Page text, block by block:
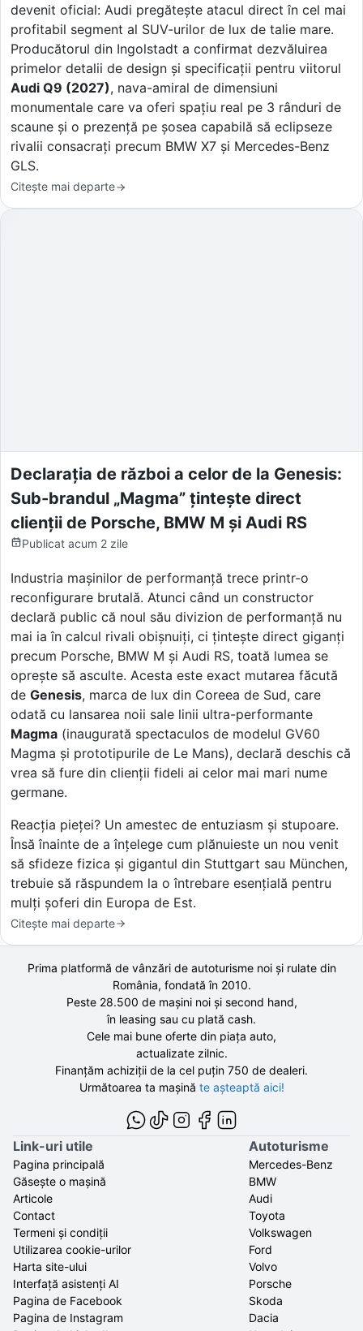
devenit oficial: Audi pregătește atacul direct în cel mai
profitabil segment al SUV-urilor de lux de talie mare.
Producătorul din Ingolstadt a confirmat dezvăluirea
primelor detalii de design și specificații pentru viitorul
Audi Q9 (2027), nava-amiral de dimensiuni
monumentale care va oferi spațiu real pe 3 rânduri de
scaune și o prezență pe șosea capabilă să eclipseze
rivalii consacrați precum BMW X7 și Mercedes-Benz
GLS.
Citește mai departe
Declarația de război a celor de la Genesis:
Sub-brandul „Magma” țintește direct
clienții de Porsche, BMW M și Audi RS
Publicat acum 2 zile
Industria mașinilor de performanță trece printr-o
reconfigurare brutală. Atunci când un constructor
declară public că noul său divizion de performanță nu
mai ia în calcul rivali obișnuiți, ci țintește direct giganți
precum Porsche, BMW M și Audi RS, toată lumea se
oprește să asculte. Acesta este exact mutarea făcută
de Genesis, marca de lux din Coreea de Sud, care
odată cu lansarea noii sale linii ultra-performante
Magma (inaugurată spectaculos de modelul GV60
Magma și prototipurile de Le Mans), declară deschis că
vrea să fure din clienții fideli ai celor mai mari nume
germane.
Reacția pieței? Un amestec de entuziasm și stupoare.
Însă înainte de a înțelege cum plănuieste un nou venit
să sfideze fizica și gigantul din Stuttgart sau München,
trebuie să răspundem la o întrebare esențială pentru
mulți șoferi din Europa de Est.
Citește mai departe
Prima platformă de vânzări de autoturisme noi și rulate din
România, fondată în 2010.
Peste 28.500 demașini noi și second hand,
în leasing sau cu plată cash.
Cele mai bune oferte din piața auto,
actualizate zilnic.
Finanțăm achiziții de la cel puțin 750 de dealeri.
Următoarea ta mașină te așteaptă aici!
Link-uri utile
Pagina principală
Găsește o mașină
Articole
Contact
Termeni și condiții
Utilizarea cookie-urilor
Harta site-ului
Interfață asistenți AI
Pagina de Facebook
Pagina de Instagram
Autoturisme
Mercedes-Benz
BMW
Audi
Toyota
Volkswagen
Ford
Volvo
Porsche
Skoda
Dacia